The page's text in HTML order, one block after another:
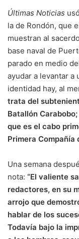
Últimas Noticias
la de Rondón, que
muestran al
base naval de
parado en medio
ayudar a levantar a
identidad hay, al
trata del
Batallón
que es el cabo
Primera Compañía
Una semana
nota: “El valiente
redactores, en su
arrojo que
hablar de los
Todavía bajo la